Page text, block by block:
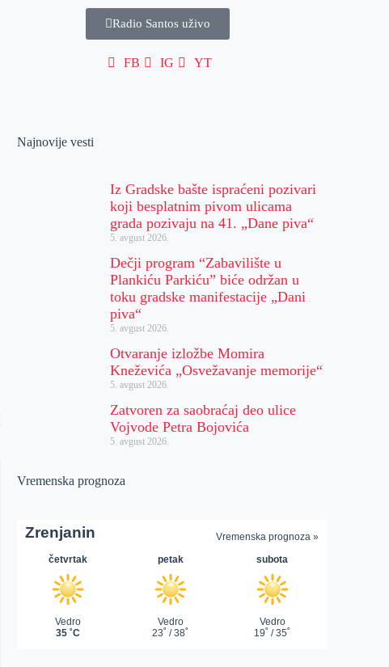
Radio Santos uživo
FB IG YT
Najnovije vesti
Iz Gradske bašte ispraćeni pozivari
koji besplatnim pivom ulicama
grada pozivaju na 41. „Dane piva“
5. avgust 2026.
Dečji program “Zabavilište u
Plankiću Parkiću” biće održan u
toku gradske manifestacije „Dani
piva“
5. avgust 2026.
Otvaranje izložbe Momira
Kneževića „Osvežavanje memorije“
5. avgust 2026.
Zatvoren za saobraćaj deo ulice
Vojvode Petra Bojovića
5. avgust 2026.
Vremenska prognoza